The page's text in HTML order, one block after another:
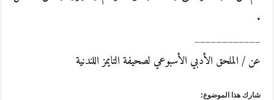
.
____________
عن / الملحق الأدبي الأسبوعي لصحيفة التايمز اللندنية
شارك هذا الموضوع: